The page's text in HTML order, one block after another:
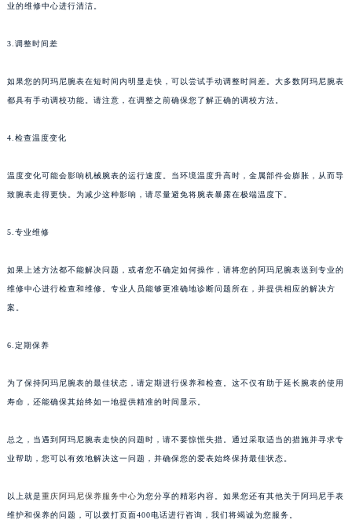
业的维修中心进行清洁。
3.调整时间差
如果您的阿玛尼腕表在短时间内明显走快，可以尝试手动调整时间差。大多数阿玛尼腕表
都具有手动调校功能。请注意，在调整之前确保您了解正确的调校方法。
4.检查温度变化
温度变化可能会影响机械腕表的运行速度。当环境温度升高时，金属部件会膨胀，从而导
致腕表走得更快。为减少这种影响，请尽量避免将腕表暴露在极端温度下。
5.专业维修
如果上述方法都不能解决问题，或者您不确定如何操作，请将您的阿玛尼腕表送到专业的
维修中心进行检查和维修。专业人员能够更准确地诊断问题所在，并提供相应的解决方
案。
6.定期保养
为了保持阿玛尼腕表的最佳状态，请定期进行保养和检查。这不仅有助于延长腕表的使用
寿命，还能确保其始终如一地提供精准的时间显示。
总之，当遇到阿玛尼腕表走快的问题时，请不要惊慌失措。通过采取适当的措施并寻求专
业帮助，您可以有效地解决这一问题，并确保您的爱表始终保持最佳状态。
以上就是重庆阿玛尼保养服务中心为您分享的精彩内容。如果您还有其他关于阿玛尼手表
维护和保养的问题，可以拨打页面400电话进行咨询，我们将竭诚为您服务。